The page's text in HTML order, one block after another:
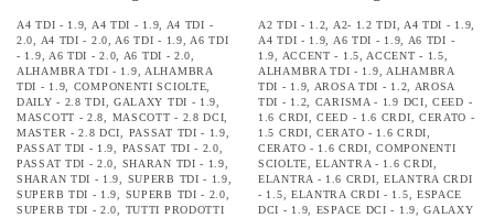
A4 TDI - 1.9 A4 TDI - 1.9
A4 TDI -
2.0
A4 TDI - 2.0 A6 TDI - 1.9
A6 TDI
- 1.9
A6 TDI - 2.0 A6 TDI - 2.0
ALHAMBRA TDI - 1.9
ALHAMBRA
TDI - 1.9
COMPONENTI SCIOLTE
DAILY - 2.8 TDI
GALAXY TDI - 1.9
MASCOTT - 2.8
MASCOTT - 2.8 DCI
MASTER - 2.8 DCI
PASSAT TDI - 1.9
PASSAT TDI - 1.9
PASSAT TDI - 2.0
PASSAT TDI - 2.0
SHARAN TDI - 1.9
SHARAN TDI - 1.9
SUPERB TDI - 1.9
SUPERB TDI - 1.9
SUPERB TDI - 2.0
SUPERB TDI - 2.0
TUTTI PRODOTTI
A2 TDI - 1.2 A2- 1.2 TDI A4 TDI - 1.9
A4 TDI - 1.9
A6 TDI - 1.9
A6 TDI -
1.9
ACCENT - 1.5 ACCENT - 1.5
ALHAMBRA TDI - 1.9
ALHAMBRA
TDI - 1.9
AROSA TDI - 1.2
AROSA
TDI - 1.2
CARISMA - 1.9 DCI ,CEED -
1.6 CRDI ,CEED - 1.6 CRDI
CERATO -
1.5 CRDI ,CERATO - 1.6 CRDI
CERATO - 1.6 CRDI ,COMPONENTI
SCIOLTE ,ELANTRA - 1.6 CRDI
ELANTRA - 1.6 CRDI ,ELANTRA CRDI
- 1.5
ELANTRA CRDI - 1.5
ESPACE
DCI - 1.9
ESPACE DCI - 1.9 ,GALAXY